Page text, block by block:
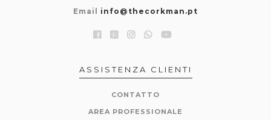
Email info@thecorkman.pt
ASSISTENZA CLIENTI
CONTATTO
AREA PROFESSIONALE